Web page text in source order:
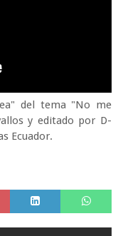
del tema "No me
y editado por D-
Ecuador.